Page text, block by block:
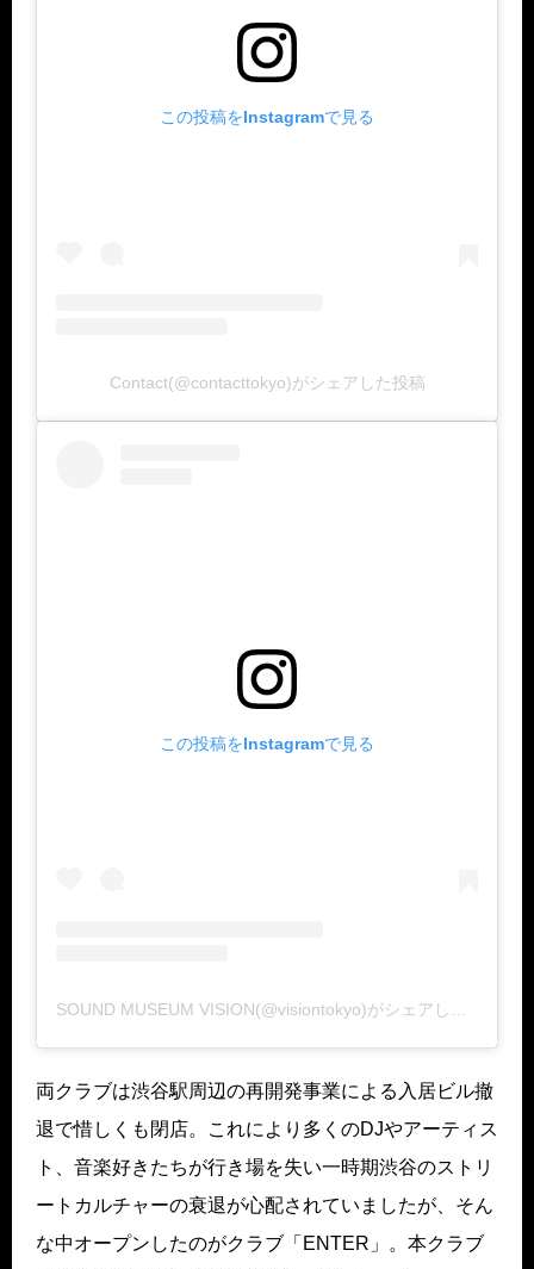
この投稿をInstagramで見る
Contact(@contacttokyo)がシェアした投稿
この投稿をInstagramで見る
両クラブは渋谷駅周辺の再開発事業による入居ビル撤
退で惜しくも閉店。これにより多くのDJやアーティス
ト、音楽好きたちが行き場を失い一時期渋谷のストリ
ートカルチャーの衰退が心配されていましたが、そん
な中オープンしたのがクラブ「ENTER」。本クラブ